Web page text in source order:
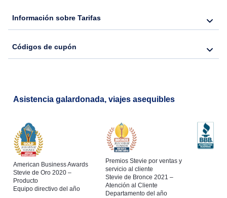
Información sobre Tarifas
Códigos de cupón
Asistencia galardonada, viajes asequibles
American Business Awards
Stevie de Oro 2020 –
Producto
Equipo directivo del año
Premios Stevie por ventas y
servicio al cliente
Stevie de Bronce 2021 –
Atención al Cliente
Departamento del año